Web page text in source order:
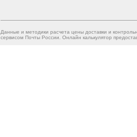
Данные и методики расчета цены доставки и
сервисом Почты России. Онлайн калькулятор